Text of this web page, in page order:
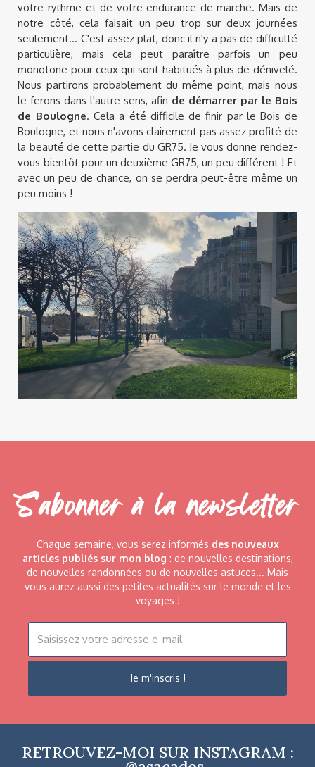
votre rythme et de votre endurance de marche. Mais de
notre côté, cela faisait un peu trop sur deux journées
seulement… C'est assez plat, donc il n'y a pas de difficulté
particulière, mais cela peut paraître parfois un peu
monotone pour ceux qui sont habitués à plus de dénivelé.
Nous partirons probablement du même point, mais nous
le ferons dans l'autre sens, afin de démarrer par le Bois
de Boulogne. Cela a été difficile de finir par le Bois de
Boulogne, et nous n'avons clairement pas assez profité de
la beauté de cette partie du GR75. Je vous donne rendez-
vous bientôt pour un deuxième GR75, un peu différent ! Et
avec un peu de chance, on se perdra peut-être même un
peu moins !
S'abonner à la newsletter
Chaque semaine, vous serez informés des nouveaux
articles publiés sur mon blog : de nouvelles destinations,
de nouvelles randonnées ou de nouvelles astuces... Mais
vous aurez aussi des petites actualités sur le monde et les
voyages !
RETROUVEZ-MOI SUR INSTAGRAM :